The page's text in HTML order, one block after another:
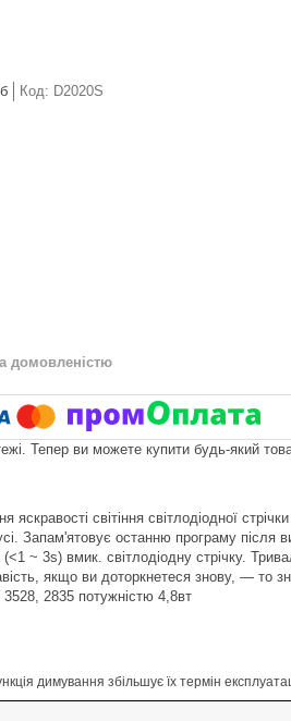
Код: D2020S
домовленістю
Тепер ви можете купити будь-який
світіння світлодіодної
Запам'ятовує останню програму після
~ 3s) вмик. світлодіодну стрічку.
якщо ви доторкнетеся знову, — то
3528, 2835 потужністю 4,8вт
димування збільшує їх термін